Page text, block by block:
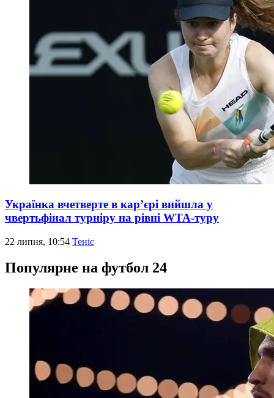
Українка вчетверте в кар’єрі вийшла у
чвертьфінал турніру на рівні WTA-туру
22 липня, 10:54 Теніс
Популярне на футбол 24